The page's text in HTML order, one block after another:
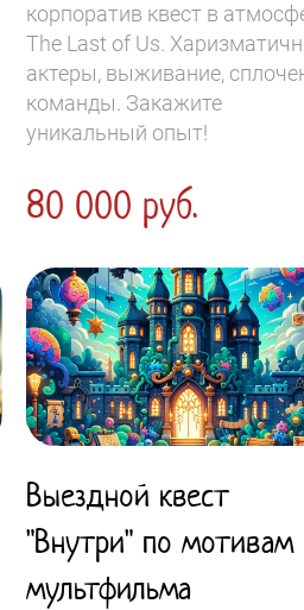
корпоратив квест в
The Last of Us.
актеры, выживание,
команды. Закажите
уникальный опыт!
80 000 руб.
Выездной квест
"Внутри" по мотивам
мультфильма